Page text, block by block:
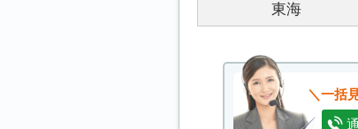
東海
一括